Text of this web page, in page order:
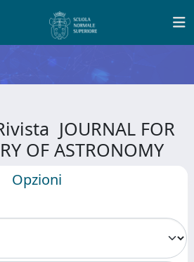
JOURNAL FOR
OF ASTRONOMY
Opzioni